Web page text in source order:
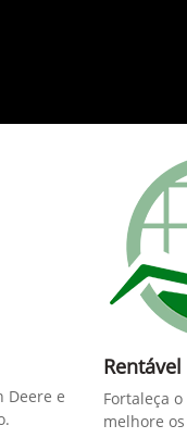
Deere e
Rentável
Fortaleça
melhore